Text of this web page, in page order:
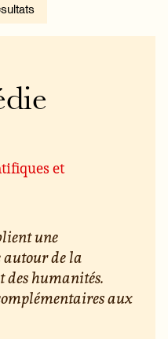
et
une
autour de la
des humanités.
aux